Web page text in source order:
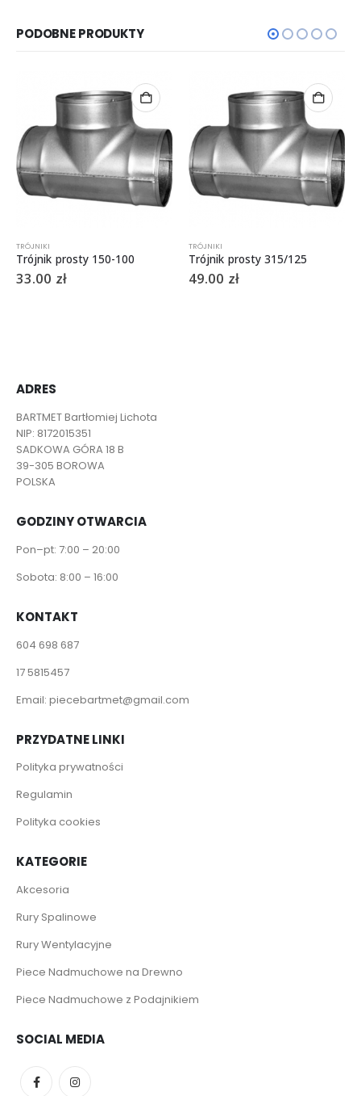
PODOBNE PRODUKTY
TRÓJNIKI
Trójnik prosty 150-100
33.00 zł
TRÓJNIKI
Trójnik prosty 315/125
49.00 zł
ADRES
BARTMET Bartłomiej Lichota
NIP: 8172015351
SADKOWA GÓRA 18 B
39-305 BOROWA
POLSKA
GODZINY OTWARCIA
Pon–pt: 7:00 – 20:00
Sobota: 8:00 – 16:00
KONTAKT
604 698 687
17 5815457
Email: piecebartmet@gmail.com
PRZYDATNE LINKI
Polityka prywatności
Regulamin
Polityka cookies
KATEGORIE
Akcesoria
Rury Spalinowe
Rury Wentylacyjne
Piece Nadmuchowe na Drewno
Piece Nadmuchowe z Podajnikiem
SOCIAL MEDIA